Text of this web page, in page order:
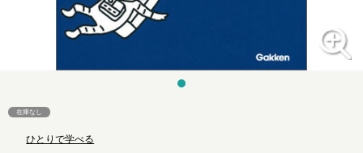
在庫なし
ひとりで学べる